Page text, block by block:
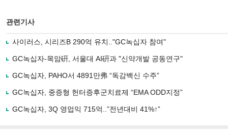
관련기사
사이러스, 시리즈B 290억 유치.."GC녹십자 참여"
GC녹십자-목암硏, 서울대 AI硏과 "신약개발 공동연구"
GC녹십자, PAHO서 4891만弗 “독감백신 수주”
GC녹십자, 중증형 헌터증후군치료제 “EMA ODD지정”
GC녹십자, 3Q 영업익 715억..”전년대비 41%↑”